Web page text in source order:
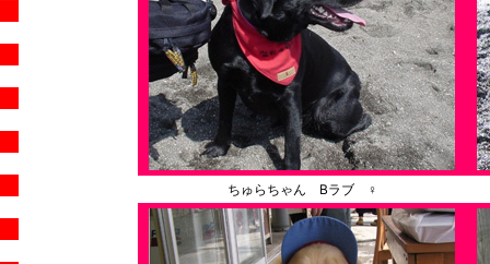
ちゅらちゃん Bラブ ♀